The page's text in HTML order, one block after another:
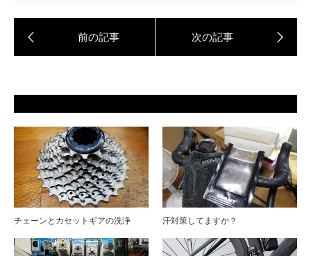
チェーンとカセットギアの洗浄 汗対策してますか？